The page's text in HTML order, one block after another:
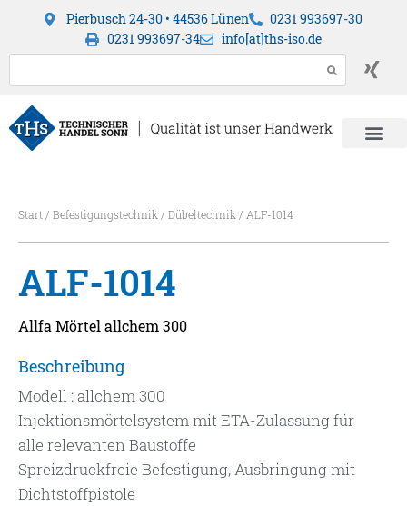
Pierbusch 24-30 • 44536 Lünen
0231 993697-30
0231 993697-34
info[at]ths-iso.de
Start/ Befestigungstechnik/ Dübeltechnik/ ALF-1014
ALF-1014
Allfa Mörtel allchem 300
Beschreibung
Modell : allchem 300
Injektionsmörtelsystem mit ETA-Zulassung für
alle relevanten Baustoffe
Spreizdruckfreie Befestigung, Ausbringung mit
Dichtstoffpistole